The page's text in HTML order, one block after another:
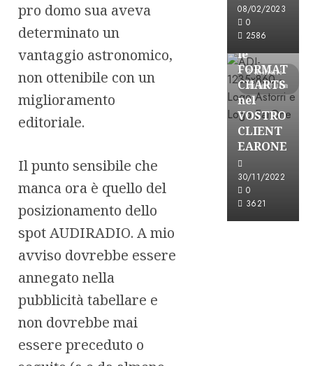
pro domo sua aveva
determinato un
vantaggio astronomico,
non ottenibile con un
miglioramento
editoriale.
Il punto sensibile che
manca ora è quello del
posizionamento dello
spot AUDIRADIO. A mio
avviso dovrebbe essere
annegato nella
pubblicità tabellare e
non dovrebbe mai
essere preceduto o
08/02/2023
0
2586
3 minuti
di lettura
Partnership
le
FORMAT
CHARTS
nel
VOSTRO
CLIENT
EARONE
30/11/2022
0
3621